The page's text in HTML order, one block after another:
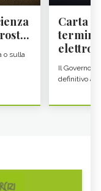
o sulla
Carta
Il Governo
definitivo